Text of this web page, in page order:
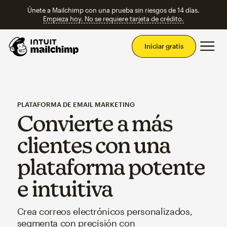
Únete a Mailchimp con una prueba sin riesgos de 14 días.
Empieza hoy. No se requiere tarjeta de crédito.
Iniciar gratis
PLATAFORMA DE EMAIL MARKETING
Convierte a más
clientes con una
plataforma potente
e intuitiva
Crea correos electrónicos personalizados,
segmenta con precisión con